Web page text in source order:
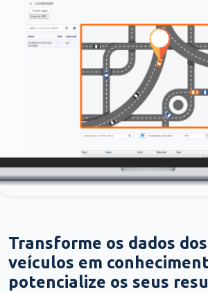
Transforme os dados
veículos em
potencialize os seus